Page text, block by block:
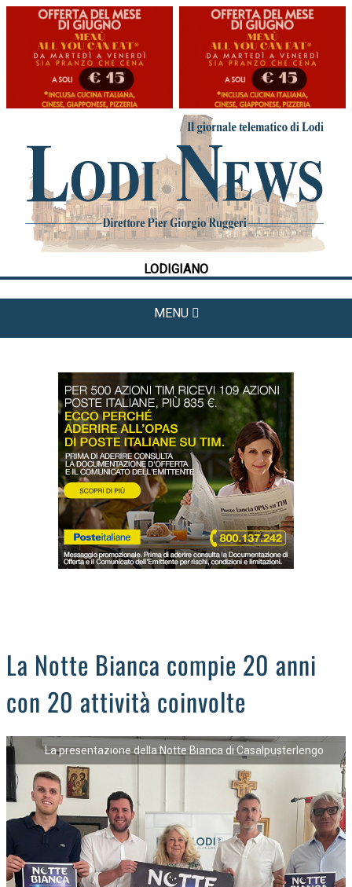
LODIGIANO
MENU
HOME
CRONACA
POLITICA
LA FOTO
METEO
CULTURA
DAL TERRITORIO
OROSCOPO
LA PIAZZA
ANIMALI
OCCHIO ALLA TRUFFA
NECROLOGI
La Notte Bianca compie 20 anni
con 20 attività coinvolte
La presentazione della Notte Bianca di Casalpusterlengo